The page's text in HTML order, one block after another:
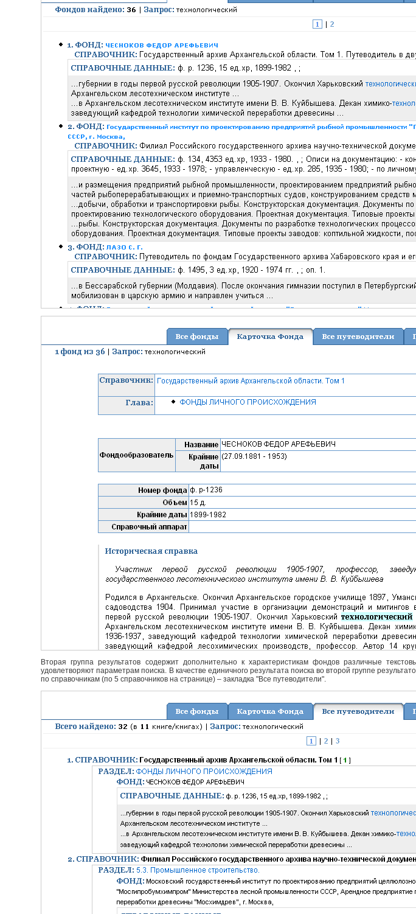
Вторая группа результатов содержит дополнительно к характеристикам фондов различные
удовлетворяют параметрам поиска. В качестве единичного результата поиска во второй группе
по справочникам (по 5 справочников на странице) – закладка "Все путеводители".